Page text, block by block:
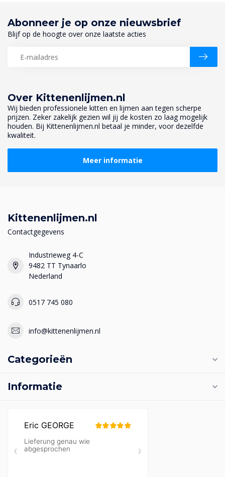
Over Kittenenlijmen.nl
Wij bieden professionele kitten en lijmen aan tegen scherpe
prijzen. Zeker zakelijk gezien wil jij de kosten zo laag mogelijk
houden. Bij Kittenenlijmen.nl betaal je minder, voor dezelfde
kwaliteit.
Meer informatie
Abonneer je op onze nieuwsbrief
Blijf op de hoogte over onze laatste acties
Kittenenlijmen.nl
Contactgegevens
Industrieweg 4-C
9482 TT Tynaarlo
Nederland
0517 745 080
info@kittenenlijmen.nl
Categorieën
Informatie